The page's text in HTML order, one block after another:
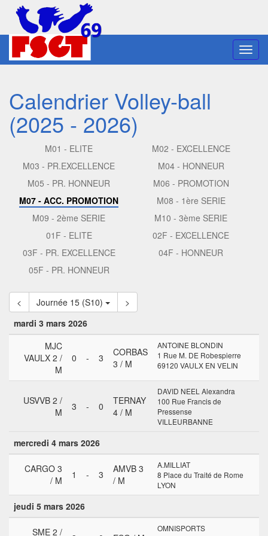
Calendrier Volley-ball
(2025 - 2026)
M01 - ELITE
M02 - EXCELLENCE
M03 - PR.EXCELLENCE
M04 - HONNEUR
M05 - PR. HONNEUR
M06 - PROMOTION
M07 - ACC. PROMOTION
M08 - 1ère SERIE
M09 - 2ème SERIE
M10 - 3ème SERIE
01F - ELITE
02F - EXCELLENCE
03F - PR. EXCELLENCE
04F - HONNEUR
05F - PR. HONNEUR
< Journée 15 (S10)
>
mardi 3 mars 2026
MJC
VAULX 2 /
M
0 - 3
CORBAS
3 / M
ANTOINE BLONDIN
1 Rue M. DE Robespierre
69120 VAULX EN VELIN
USVVB 2 /
M
3 - 0
TERNAY
4 / M
DAVID NEEL Alexandra
100 Rue Francis de
Pressense
VILLEURBANNE
mercredi 4 mars 2026
CARGO 3
/ M
1 - 3
AMVB 3
/ M
A.MILLIAT
8 Place du Traité de Rome
LYON
jeudi 5 mars 2026
SME 2 /
OMNISPORTS